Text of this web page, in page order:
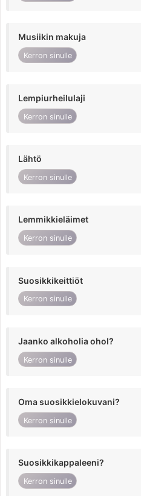
Musiikin makuja
Kerron sinulle
Lempiurheilulaji
Kerron sinulle
Lähtö
Kerron sinulle
Lemmikkieläimet
Kerron sinulle
Suosikkikeittiöt
Kerron sinulle
Jaanko alkoholia ohol?
Kerron sinulle
Oma suosikkielokuvani?
Kerron sinulle
Suosikkikappaleeni?
Kerron sinulle